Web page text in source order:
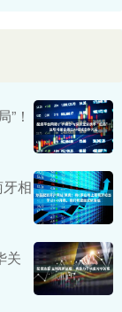
！
相
关